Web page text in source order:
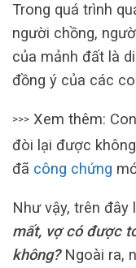
Trong quá trình
người chồng,
của mảnh đất là
đồng ý của các
>>> Xem thêm:
đòi lại được
đã công chứng
Như vậy, trên đây
mất, vợ có được
không?Ngoài ra,